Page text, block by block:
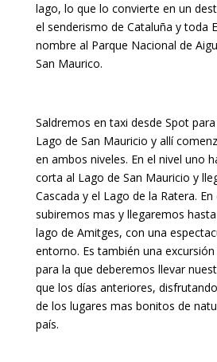
lago, lo que lo convierte en un
el senderismo de Cataluña y toda
nombre al Parque Nacional de
San Maurico.
Saldremos en taxi desde Spot
Lago de San Mauricio y allí
en ambos niveles. En el nivel uno
corta al Lago de San Mauricio y
Cascada y el Lago de la Ratera. En
subiremos mas y llegaremos
lago de Amitges, con una
entorno. Es también una
para la que deberemos llevar
que los días anteriores,
de los lugares mas bonitos de
país.